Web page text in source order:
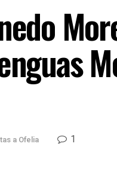
a Ofelia 1